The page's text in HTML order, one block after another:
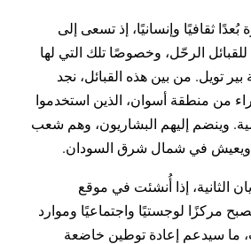
ثقافيًا وإنسانيًا، إذ تسعى إلى
الرحّل، وخصوصًا تلك التي لها
تويل. من بين هذه القبائل، نجد
من منطقة أسوان، الذين استخدموا
وينضم إليهم البشاريون، وهم شعب
ويعيش في شمال شرق السودان.
الثانية، إذا أُنشئت في موقع
مركزًا لوجستيًا واجتماعيًا وموارد
ما سيدعم إعادة توطين خاضعة